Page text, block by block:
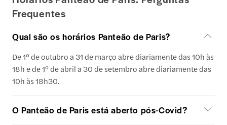
Frequentes
Qual são os horários Panteão de Paris?
De 1° de outubro a 31 de março abre diariamente das 10h às
18h e de 1° de abril a 30 de setembro abre diariamente das
10h às 18h30.
O Panteão de Paris está aberto pós-Covid?